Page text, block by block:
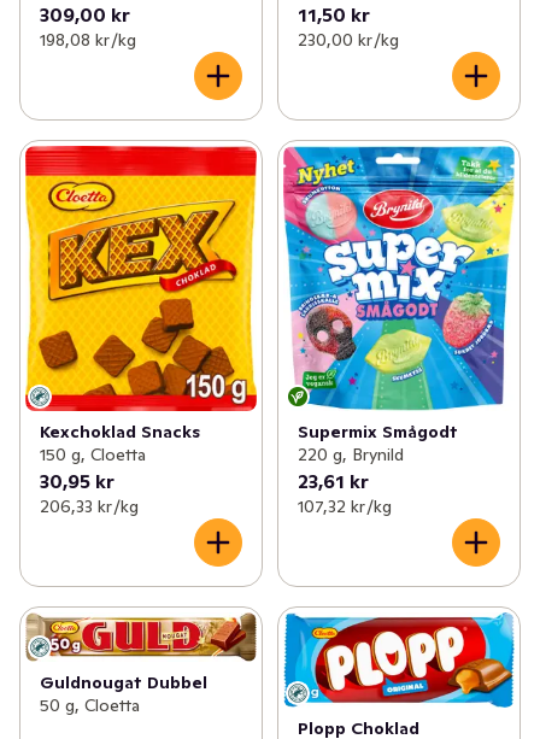
309,00 kr
198,08 kr /kg
11,50 kr
230,00 kr /kg
Kexchoklad Snacks
150 g, Cloetta
30,95 kr
206,33 kr /kg
Supermix Smågodt
220 g, Brynild
23,61 kr
107,32 kr /kg
Guldnougat Dubbel
50 g, Cloetta
Plopp Choklad